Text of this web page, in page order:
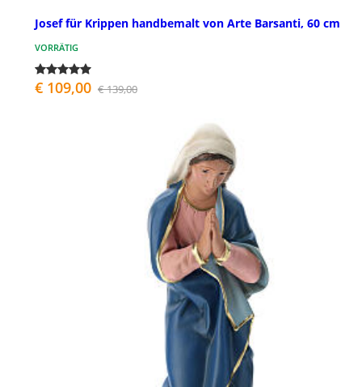
Josef für Krippen handbemalt von Arte Barsanti, 60 cm
VORRÄTIG
€ 109,00 € 139,00